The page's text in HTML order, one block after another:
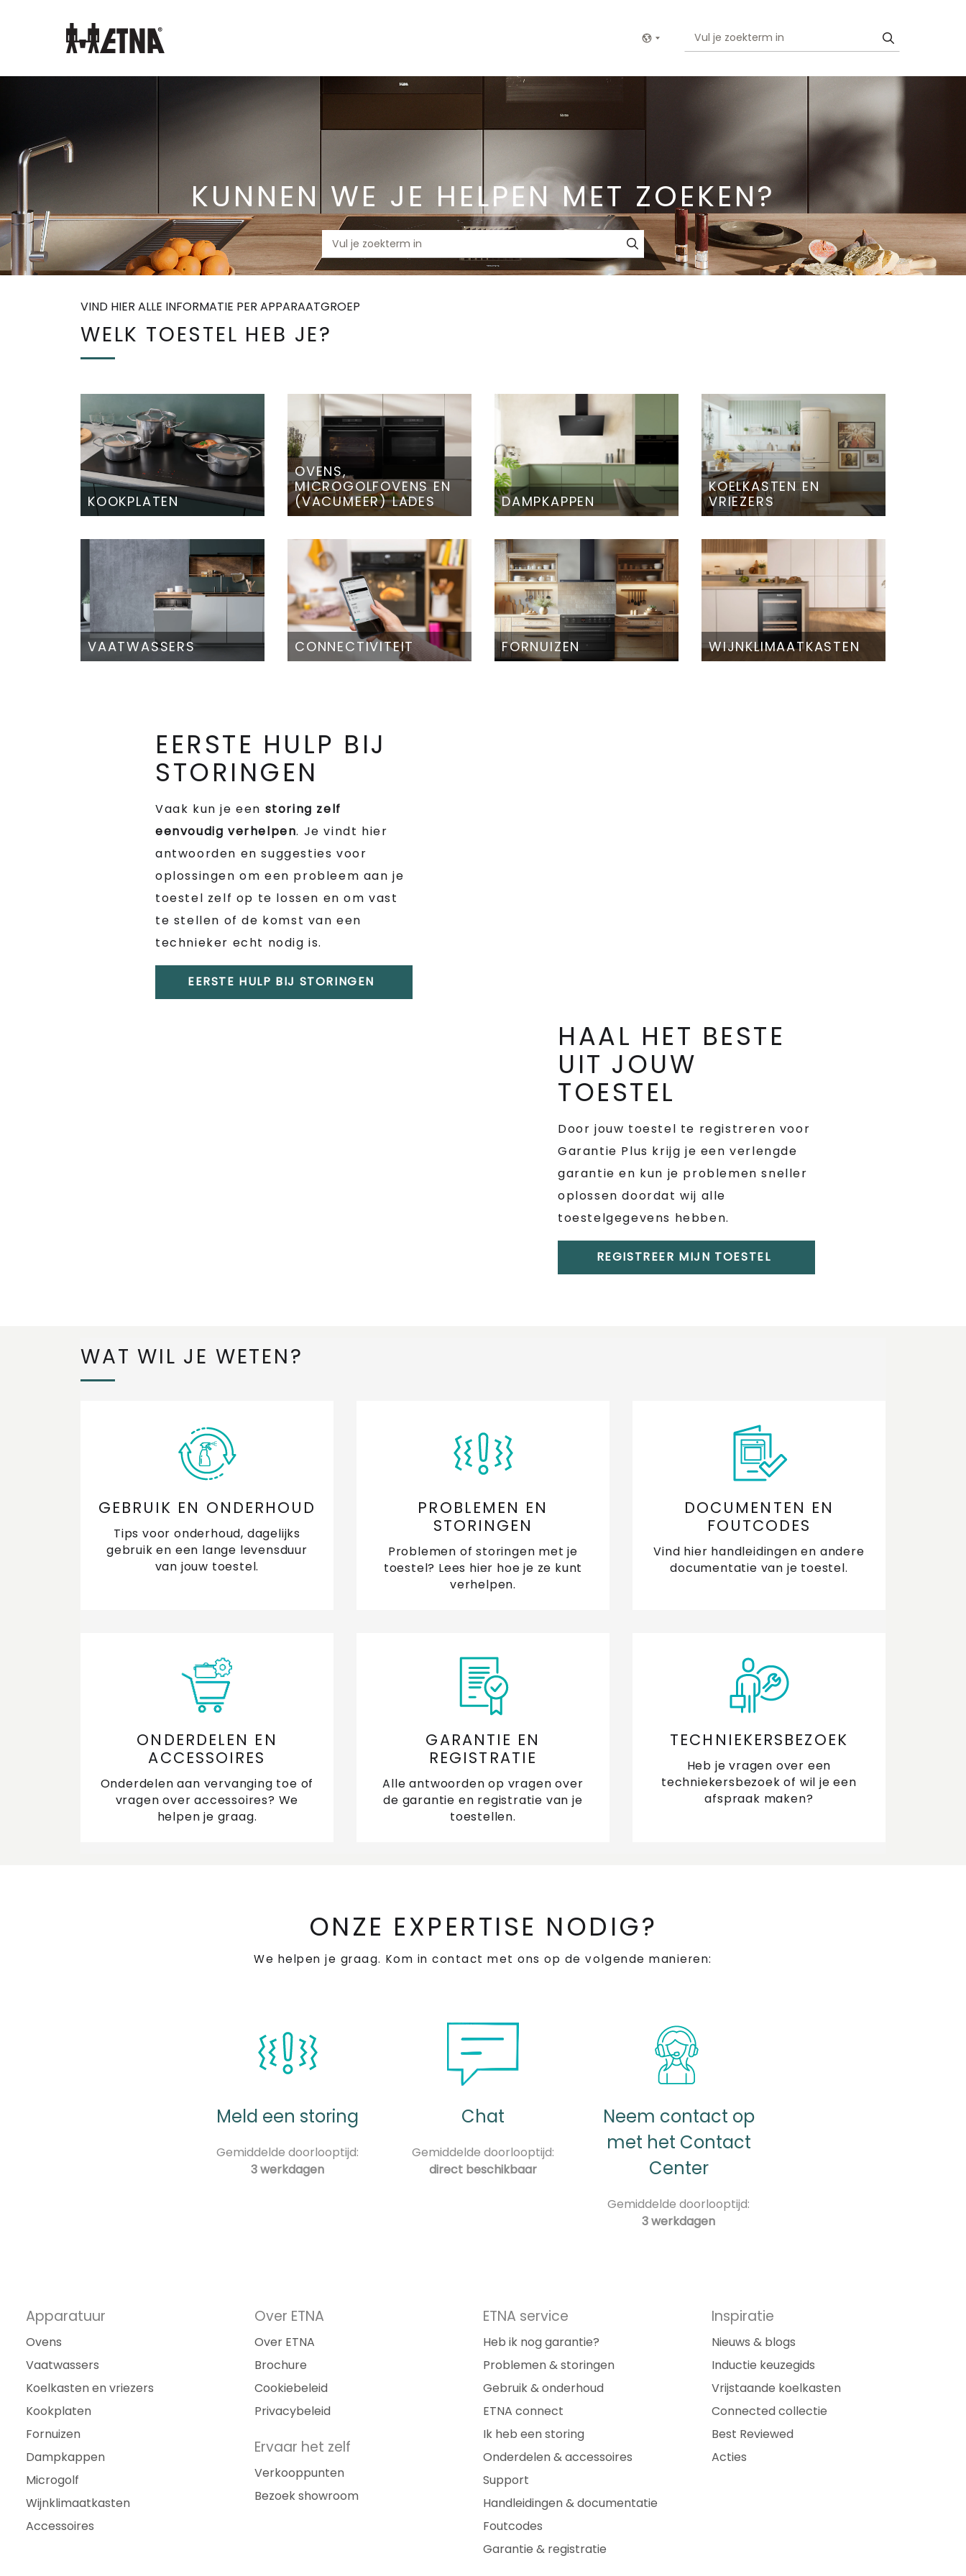
Show menu
KUNNEN WE JE HELPEN MET ZOEKEN?
VIND HIER ALLE INFORMATIE PER APPARAATGROEP
WELK TOESTEL HEB JE?
KOOKPLATEN
OVENS,
MICROGOLFOVENS EN
(VACUMEER) LADES
DAMPKAPPEN
KOELKASTEN EN
VRIEZERS
VAATWASSERS CONNECTIVITEIT FORNUIZEN WIJNKLIMAATKASTEN
EERSTE HULP BIJ
STORINGEN
Vaak kun je een storing zelf
eenvoudig verhelpen. Je vindt hier
antwoorden en suggesties voor
oplossingen om een probleem aan je
toestel zelf op te lossen en om vast
te stellen of de komst van een
technieker echt nodig is.
EERSTE HULP BIJ STORINGEN
HAAL HET BESTE
UIT JOUW
TOESTEL
Door jouw toestel te registreren voor
Garantie Plus krijg je een verlengde
garantie en kun je problemen sneller
oplossen doordat wij alle
toestelgegevens hebben.
REGISTREER MIJN TOESTEL
WAT WIL JE WETEN?
GEBRUIK EN ONDERHOUD
Tips voor onderhoud, dagelijks
gebruik en een lange levensduur
van jouw toestel.
PROBLEMEN EN
STORINGEN
Problemen of storingen met je
toestel? Lees hier hoe je ze kunt
verhelpen.
DOCUMENTEN EN
FOUTCODES
Vind hier handleidingen en andere
documentatie van je toestel.
ONDERDELEN EN
ACCESSOIRES
Onderdelen aan vervanging toe of
vragen over accessoires? We
helpen je graag.
GARANTIE EN
REGISTRATIE
Alle antwoorden op vragen over
de garantie en registratie van je
toestellen.
TECHNIEKERSBEZOEK
Heb je vragen over een
techniekersbezoek of wil je een
afspraak maken?
ONZE EXPERTISE NODIG?
We helpen je graag. Kom in contact met ons op de volgende manieren:
Meld een storing
Gemiddelde doorlooptijd:
3 werkdagen
Chat
Gemiddelde doorlooptijd:
direct beschikbaar
Neem contact op
met het Contact
Center
Gemiddelde doorlooptijd:
3 werkdagen
Apparatuur
Ovens
Vaatwassers
Koelkasten en vriezers
Kookplaten
Fornuizen
Dampkappen
Microgolf
Wijnklimaatkasten
Accessoires
Over ETNA
Over ETNA
Brochure
Cookiebeleid
Privacybeleid
Ervaar het zelf
Verkooppunten
Bezoek showroom
ETNA service
Heb ik nog garantie?
Problemen & storingen
Gebruik & onderhoud
ETNA connect
Ik heb een storing
Onderdelen & accessoires
Support
Handleidingen & documentatie
Foutcodes
Garantie & registratie
Inspiratie
Nieuws & blogs
Inductie keuzegids
Vrijstaande koelkasten
Connected collectie
Best Reviewed
Acties